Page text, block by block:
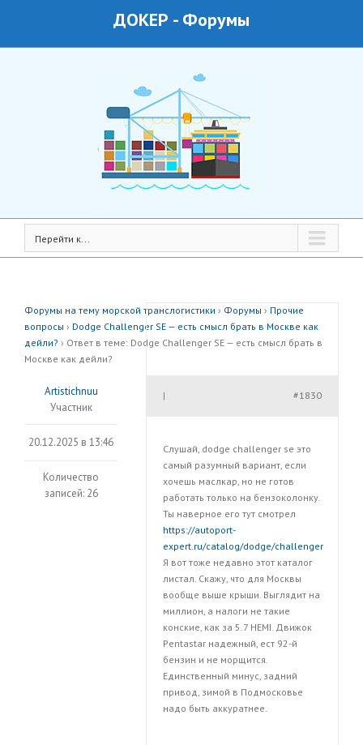
ДОКЕР - Форумы
Перейти к...
Форумы на тему морской транслогистики › Форумы › Прочие
вопросы › Dodge Challenger SE — есть смысл брать в Москве как
дейли? › Ответ в теме: Dodge Challenger SE — есть смысл брать в
Москве как дейли?
Artistichnuu
Участник
20.12.2025 в 13:46
Количество
записей: 26
#1830
|
Слушай, dodge challenger se это
самый разумный вариант, если
хочешь маслкар, но не готов
работать только на бензоколонку.
Ты наверное его тут смотрел
https://autoport-
expert.ru/catalog/dodge/challenger
Я вот тоже недавно этот каталог
листал. Скажу, что для Москвы
вообще выше крыши. Выглядит на
миллион, а налоги не такие
конские, как за 5.7 HEMI. Движок
Pentastar надежный, ест 92-й
бензин и не морщится.
Единственный минус, задний
привод, зимой в Подмосковье
надо быть аккуратнее.